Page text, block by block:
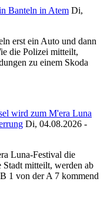
Banteln in Atem Di,
erst ein Auto und dann
die Polizei mitteilt,
zu einem Skoda
wird zum M'era Luna
Di, 04.08.2026 -
Luna-Festival die
Stadt mitteilt, werden ab
1 von der A 7 kommend